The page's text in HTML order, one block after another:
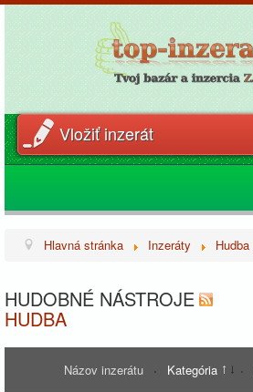
Vložiť inzerát
Hlavná stránka Inzeráty Hudba
HUDOBNÉ NÁSTROJE
HUDBA
Názov inzerátu Kategória